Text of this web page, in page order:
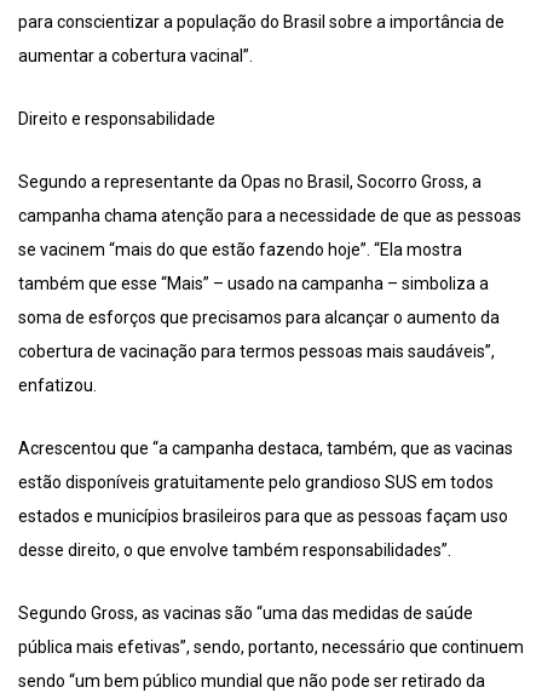
para conscientizar a população do Brasil sobre a importância de
aumentar a cobertura vacinal”.
Direito e responsabilidade
Segundo a representante da Opas no Brasil, Socorro Gross, a
campanha chama atenção para a necessidade de que as pessoas
se vacinem “mais do que estão fazendo hoje”. “Ela mostra
também que esse “Mais” – usado na campanha – simboliza a
soma de esforços que precisamos para alcançar o aumento da
cobertura de vacinação para termos pessoas mais saudáveis”,
enfatizou.
Acrescentou que “a campanha destaca, também, que as vacinas
estão disponíveis gratuitamente pelo grandioso SUS em todos
estados e municípios brasileiros para que as pessoas façam uso
desse direito, o que envolve também responsabilidades”.
Segundo Gross, as vacinas são “uma das medidas de saúde
pública mais efetivas”, sendo, portanto, necessário que continuem
sendo “um bem público mundial que não pode ser retirado da